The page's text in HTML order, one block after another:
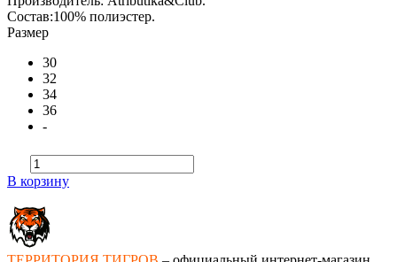
Состав:100% полиэстер.
Размер
30
32
34
36
-
В корзину